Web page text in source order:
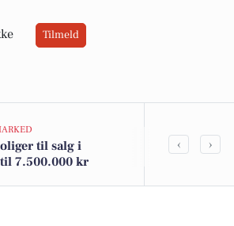
Tilmeld
til salg i
7.500.000 kr
Spier PS
‹ ›